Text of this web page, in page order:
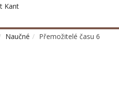
Naučné Přemožitelé času 6